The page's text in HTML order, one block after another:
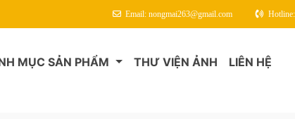
Email: nongmai263@gmail.com
MỤC SẢN PHẨM THƯ VIỆN ẢNH LIÊN HỆ